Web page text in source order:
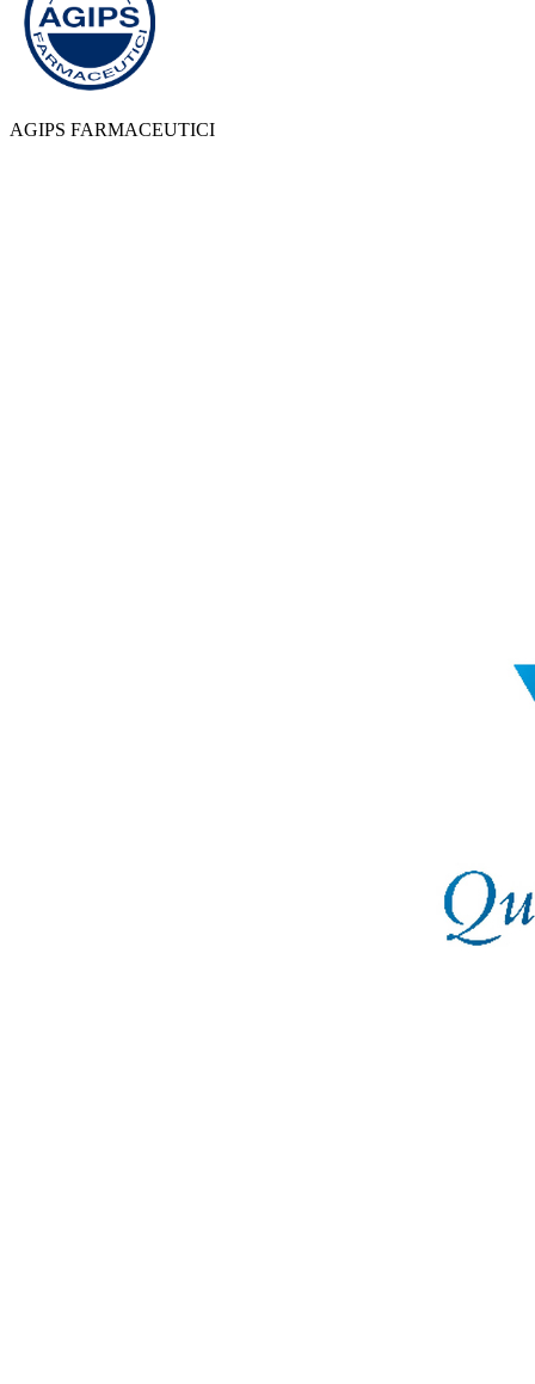
AGIPS FARMACEUTICI